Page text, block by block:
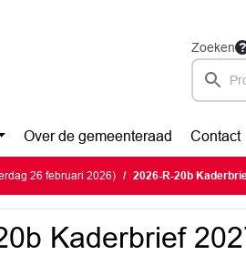
Zoeken
Over de gemeenteraad Contact
26 februari 2026) 2026-R-20b
Kaderbrief